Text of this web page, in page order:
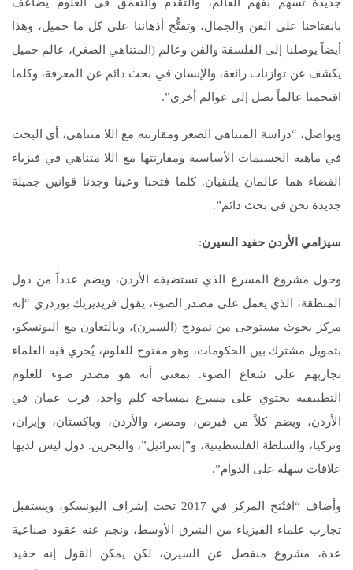
جديدة تُسهم بفهم العالم، والتقدم والتعمق في العلوم يُضاعف
بانفتاحنا على الفن والجمال، وتفتُّح أذهاننا على كل ما جميل، وهذا
أيضاً يوصلنا إلى الفلسفة والفن وعالم (المتناهي الصغر)، عالم جميل
يكشف عن توازنات رائعة، والإنسان في بحث دائم عن المعرفة، وكلما
اقتحمنا عالماً نصل إلى عوالم أخرى”.
ويواصل، “دراسة المتناهي الصغر ومقارنته مع اللا متناهي، أي البحث
في ماهية الجسيمات الأساسية ومقارنتها مع اللا متناهي في فيزياء
الفضاء هما عالمان يلتقيان. كلما فتحنا وعينا وجدنا قوانين جميلة
جديدة نحن في بحث دائم”.
سيزامي الأردن حفيد السيرن:
وحول مشروع المسرع الذي تستضيفه الأردن، ويضم عدداً من دول
المنطقة، الذي يعمل على مصدر الضوء، يقول فريديريك بوردري “إنه
مركز بحوث مستوحى من نموذج (السيرن)، وبالتعاون مع اليونسكو،
بتمويل مشترك بين الحكومات، وهو مفتوح للعلوم، يُجري فيه العلماء
تجاربهم على شعاع الضوء. بمعنى أنه هو مصدر ضوء للعلوم
التطبيقية يحتوي على مسرع بمساحة كلم واحد، قرب عمان في
الأردن، ويضم كلاً من قبرص، ومصر، والأردن، وباكستان، وإيران،
وتركيا، والسلطة الفلسطينية، و”إسرائيل”، والبحرين. دول ليس لديها
علاقات سهلة على الدوام”.
وأضاف “افتُتح المركز في 2017 تحت إشراف اليونسكو، ويستقبل
تجارب علماء الفيزياء من الشرق الأوسط، ونجم عنه عقود صناعية
عدة، مشروع منفصل عن السيرن، لكن يمكن القول إنه حفيد